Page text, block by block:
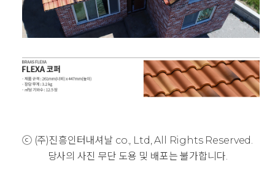
ⓒ (주)진흥인터내셔날 co., Ltd, All Rights Reserved.
당사의 사진 무단 도용 및 배포는 불가합니다.